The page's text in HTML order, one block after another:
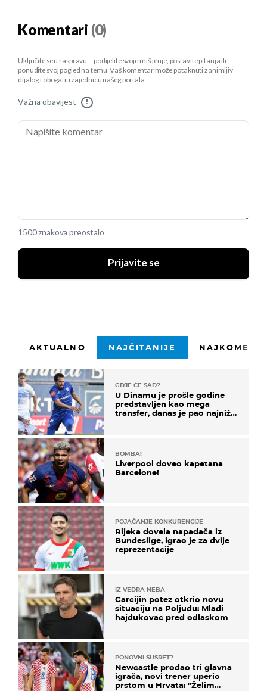
Komentari (0)
Uključite se u raspravu – podijelite svoje mišljenje, postavite pitanja ili
ponudite svoj pogled na temu. Vaš komentar može potaknuti zanimljiv
dijalog i obogatiti zajednicu našeg portala.
Važna obavijest !
1500 znakova preostalo
Prijavite se
AKTUALNO NAJČITANIJE
GDJE ĆE SAD?
U Dinamu je prošle godine
predstavljen kao mega
transfer, danas je pao najniže
BOMBA!
Liverpool doveo kapetana
Barcelone!
POJAČANJE KONKURENCIJE
Rijeka dovela napadača iz
Bundeslige, igrao je za dvije
reprezentacije
IZ VEDRA NEBA
Garcijin potez otkrio novu
situaciju na Poljudu: Mladi
hajdukovac pred odlaskom
PONOVNI SUSRET?
Newcastle prodao tri glavna
igrača, novi trener uperio
prstom u Hrvata: "Želim